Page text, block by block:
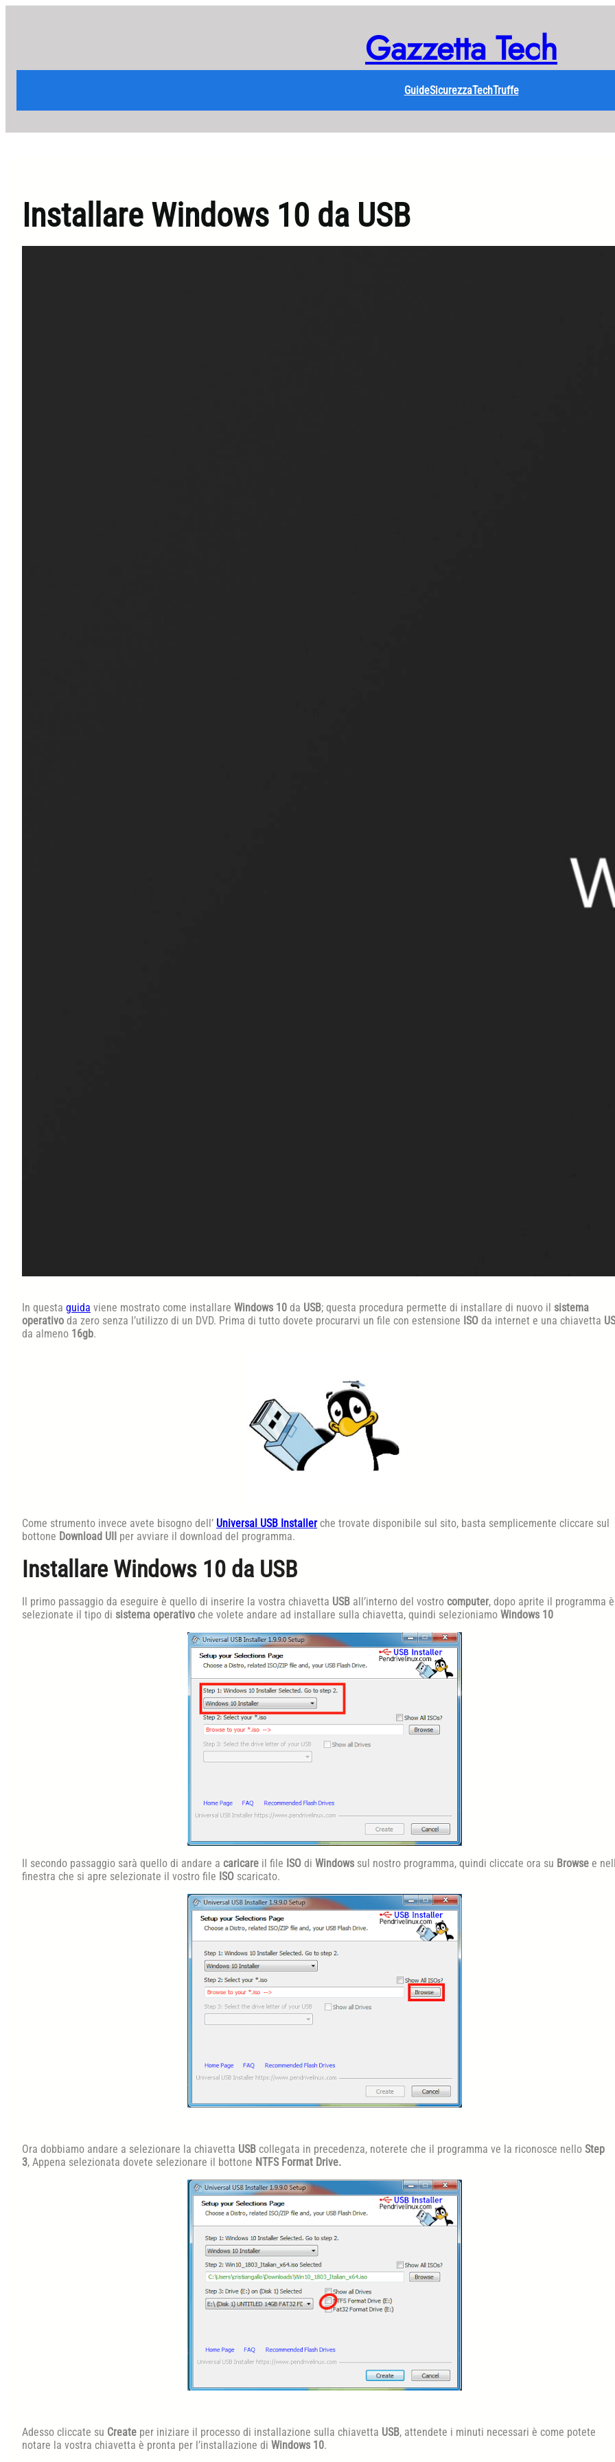
Gazzetta Tech
GuideSicurezzaTechTruffe
Installare Windows 10 da USB
In questa guida viene mostrato come installare Windows 10 da USB; questa procedura permette di installare di nuovo il sistema
operativo da zero senza l’utilizzo di un DVD. Prima di tutto dovete procurarvi un file con estensione ISO da internet e una chiavetta
da almeno 16gb.
Come strumento invece avete bisogno dell’ Universal USB Installerche trovate disponibile sul sito, basta semplicemente cliccare sul
bottone Download UII per avviare il download del programma.
Installare Windows 10 da USB
Il primo passaggio da eseguire è quello di inserire la vostra chiavetta USB all’interno del vostro computer, dopo aprite il programma è
selezionate il tipo di sistema operativo che volete andare ad installare sulla chiavetta, quindi selezioniamo Windows 10
Il secondo passaggio sarà quello di andare a caricare il file ISO di Windows sul nostro programma, quindi cliccate ora su Browse e
finestra che si apre selezionate il vostro file ISO scaricato.
Ora dobbiamo andare a selezionare la chiavetta USB collegata in precedenza, noterete che il programma ve la riconosce nello Step
3, Appena selezionata dovete selezionare il bottone NTFS Format Drive.
Adesso cliccate su Create per iniziare il processo di installazione sulla chiavetta USB, attendete i minuti necessari è come potete
notare la vostra chiavetta è pronta per l’installazione di Windows 10.